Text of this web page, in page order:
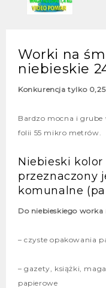
Worki na
niebieskie
Konkurencja tylko
Bardzo mocna i
folii 55 mikro metrów.
Niebieski
przeznaczony
komunalne
Do niebieskiego
– czyste opakowania
– gazety, książki,
papierowe